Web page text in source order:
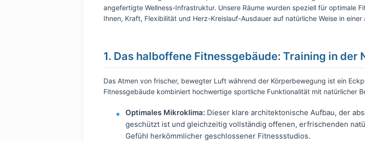
angefertigte Wellness-Infrastruktur. Unsere Räume wurden speziell für optimale
Ihnen, Kraft, Flexibilität und Herz-Kreislauf-Ausdauer auf natürliche Weise in
1. Das halboffene Fitnessgebäude: Training in der
Das Atmen von frischer, bewegter Luft während der Körperbewegung ist ein
Fitnessgebäude kombiniert hochwertige sportliche Funktionalität mit natürlicher
Optimales Mikroklima: Dieser klare architektonische Aufbau, der
geschützt ist und gleichzeitig vollständig offenen, erfrischenden
Gefühl herkömmlicher geschlossener Fitnessstudios.